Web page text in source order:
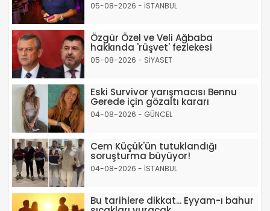
05-08-2026 - İSTANBUL
Özgür Özel ve Veli Ağbaba
hakkında 'rüşvet' fezlekesi
05-08-2026 - SİYASET
Eski Survivor yarışmacısı Bennu
Gerede için gözaltı kararı
04-08-2026 - GÜNCEL
Cem Küçük'ün tutuklandığı
soruşturma büyüyor!
04-08-2026 - İSTANBUL
Bu tarihlere dikkat... Eyyam-ı bahur